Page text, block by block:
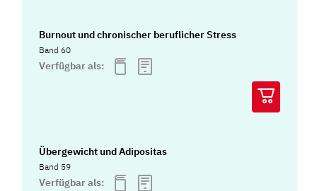
Burnout und chronischer beruflicher Stress
Band 60
Verfügbar als:
Übergewicht und Adipositas
Band 59
Verfügbar als: